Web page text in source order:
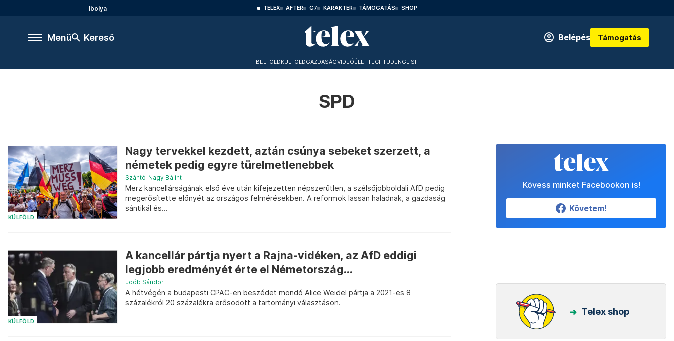
Ibolya TELEX AFTER G7 KARAKTER TÁMOGATÁS SHOP
Menü Kereső Belépés Támogatás
BELFÖLDKÜLFÖLDGAZDASÁGVIDEÓÉLETTECHTUDENGLISH
SPD
KÜLFÖLD
Nagy tervekkel kezdett, aztán csúnya sebeket szerzett, a
németek pedig egyre türelmetlenebbek
Szántó-Nagy Bálint
Merz kancellárságának első éve után kifejezetten népszerűtlen, a szélsőjobboldali AfD pedig
megerősítette előnyét az országos felmérésekben. A reformok lassan haladnak, a gazdaság
sántikál és...
KÜLFÖLD
A kancellár pártja nyert a Rajna-vidéken, az AfD eddigi
legjobb eredményét érte el Németország...
Joób Sándor
A hétvégén a budapesti CPAC-en beszédet mondó Alice Weidel pártja a 2021-es 8
százalékról 20 százalékra erősödött a tartományi választáson.
Kövess minket Facebookon is!
Követem!
Telex shop